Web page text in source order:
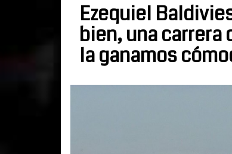
Ezequiel
bien, una
la ganamos